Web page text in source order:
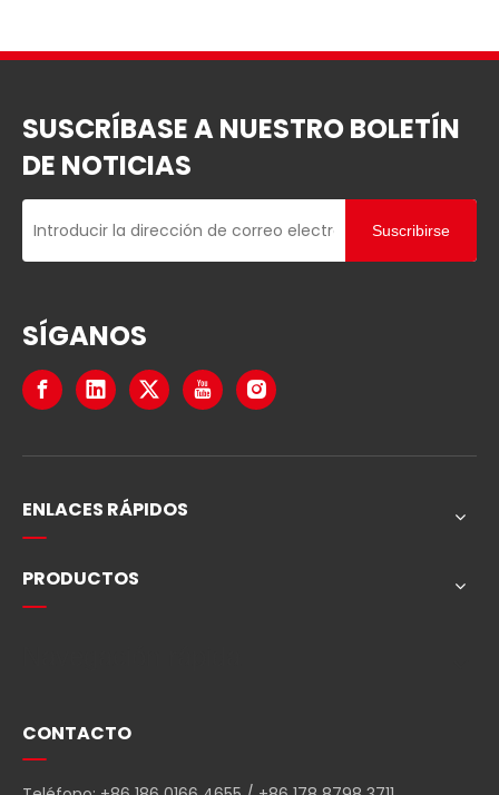
SUSCRÍBASE A NUESTRO BOLETÍN
DE NOTICIAS
Suscribirse
SÍGANOS
ENLACES RÁPIDOS
PRODUCTOS
CONTACTO